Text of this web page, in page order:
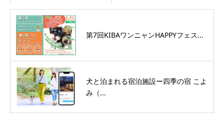
第7回KIBAワンニャンHAPPYフェス...
犬と泊まれる宿泊施設ー四季の宿 こよ
み（...